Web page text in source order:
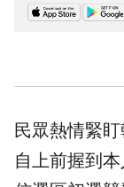
民眾熱情緊
自上前握到